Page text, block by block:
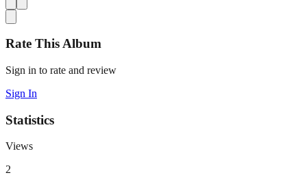
Rate This Album
Sign in to rate and review
Sign In
Statistics
Views
2